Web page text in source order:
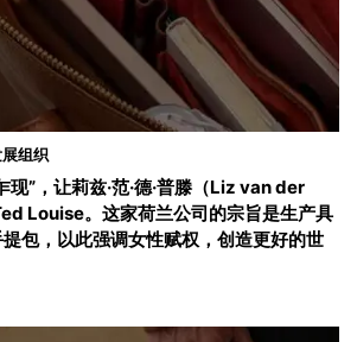
组织
现”，让莉兹·范·德·普滕（Liz van der
Louise。这家荷兰公司的宗旨是生产具
包，以此强调女性赋权，创造更好的世